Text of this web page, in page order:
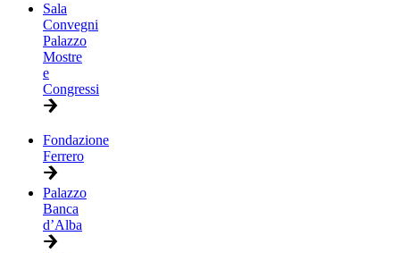
Sala
Convegni
Palazzo
Mostre
e
Congressi
Fondazione
Ferrero
Palazzo
Banca
d’Alba